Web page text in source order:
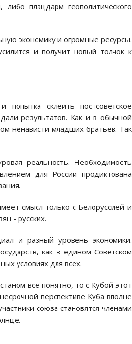
плацдарм геополитического
экономику и огромные ресурсы.
и получит новый толчок к
склеить постсоветское
результатов. Как и в обычной
ненависти младших братьев. Так
реальность. Необходимость
для России продиктована
смысл только с Белоруссией и
- русских.
и разный уровень экономики.
как в едином Советском
условиях для всех.
все понятно, то с Кубой этот
перспективе Куба вполне
союза становятся членами